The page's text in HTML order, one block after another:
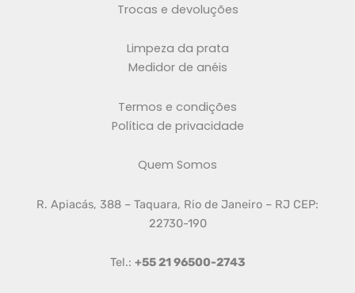
Trocas e devoluções
Limpeza da prata
Medidor de anéis
Termos e condições
Política de privacidade
Quem Somos
R. Apiacás, 388 – Taquara, Rio de Janeiro – RJ CEP:
22730-190
Tel.: +55 21 96500-2743